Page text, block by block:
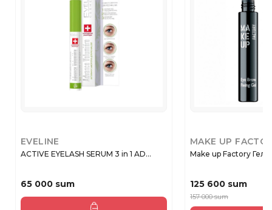
EVELINE
ACTIVE EYELASH SERUM 3 in 1 AD...
65 000 sum
MAKE UP
Make up Factory
125 600 sum
157 000 sum